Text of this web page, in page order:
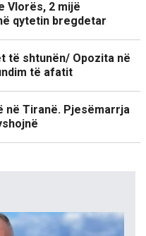
Vlorës, 2 mijë
qytetin bregdetar
të shtunën/ Opozita në
të afatit
në Tiranë. Pjesëmarrja